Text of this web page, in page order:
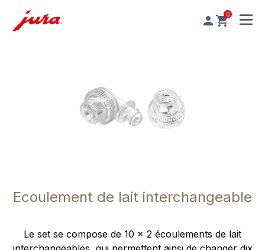
0
MENU
Ecoulement de lait interchangeable
Le set se compose de 10 x 2 écoulements de lait